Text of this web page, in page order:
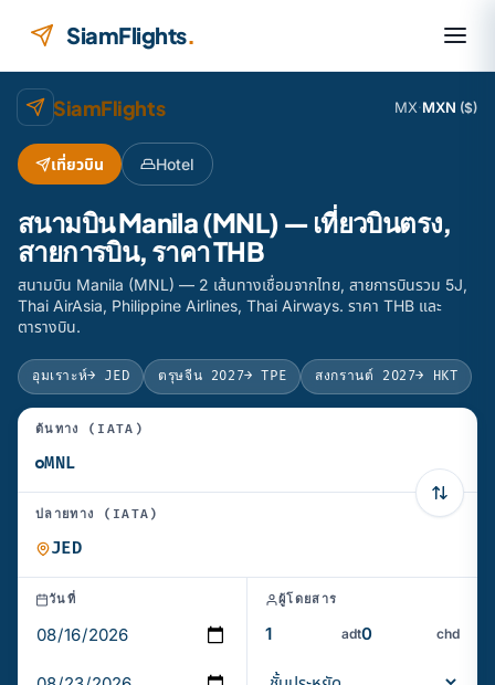
SiamFlights.
SiamFlights MX·MXN ($)
เที่ยวบิน Hotel
สนามบิน Manila (MNL) — เที่ยวบินตรง,
สายการบิน, ราคา THB
สนามบิน Manila (MNL) — 2 เส้นทางเชื่อมจากไทย, สายการบินรวม 5J,
Thai AirAsia, Philippine Airlines, Thai Airways. ราคา THB และ
ตารางบิน.
อุมเราะห์→ JED ตรุษจีน 2027→ TPE สงกรานต์ 2027→ HKT
ต้นทาง (IATA)
ปลายทาง (IATA)
วันที่ ผู้โดยสาร
adt chd